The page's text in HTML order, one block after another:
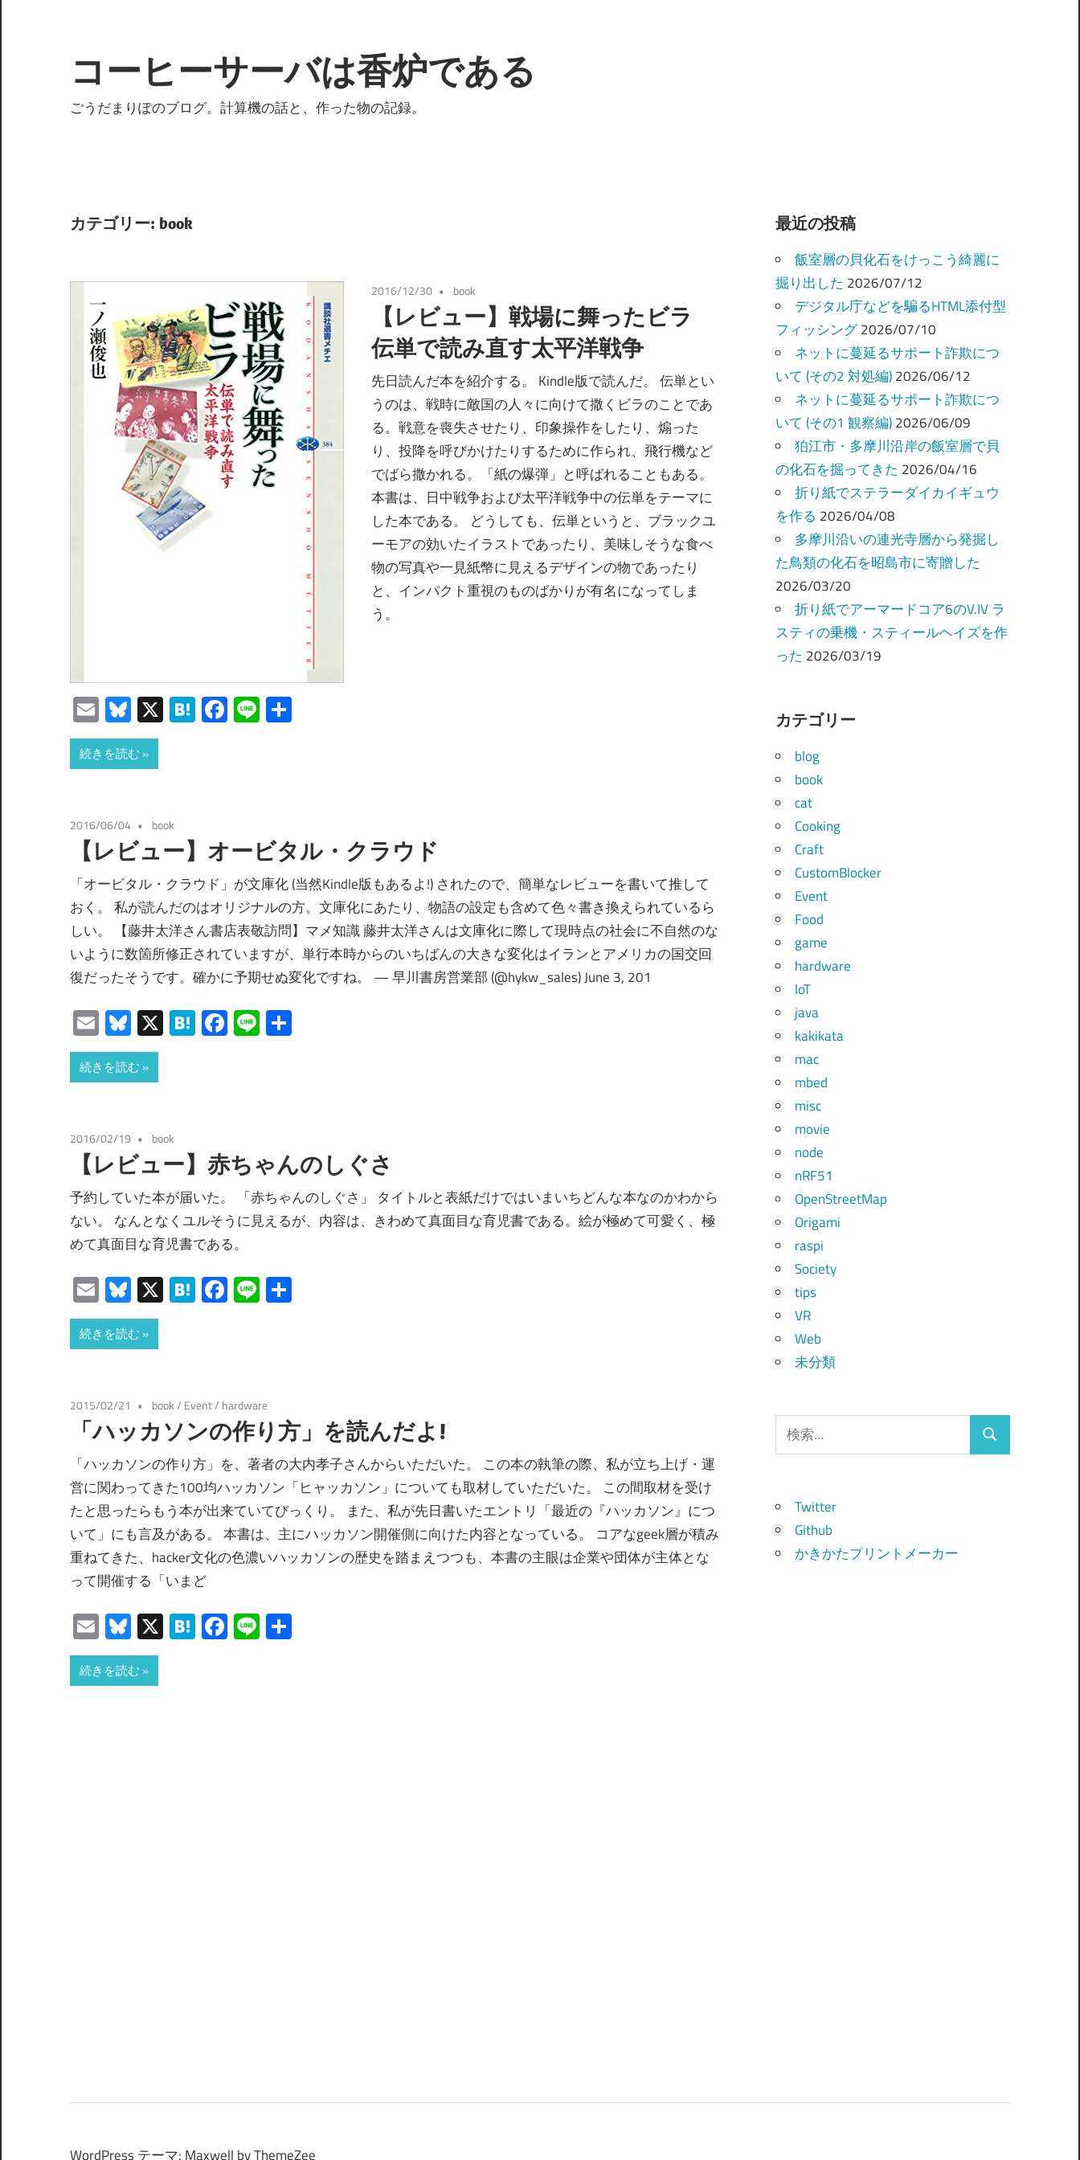
テ
ン
ツ
プ
コーヒーサーバは香炉である
ごうだまりぽのブログ。計算機の話と、作った物の記録。
カテゴリー: book
2016/12/30 book
【レビュー】戦場に舞ったビラ
伝単で読み直す太平洋戦争
先日読んだ本を紹介する。 Kindle版で読んだ。 伝単とい
うのは、戦時に敵国の人々に向けて撒くビラのことであ
る。戦意を喪失させたり、印象操作をしたり、煽った
り、投降を呼びかけたりするために作られ、飛行機など
でばら撒かれる。「紙の爆弾」と呼ばれることもある。
本書は、日中戦争および太平洋戦争中の伝単をテーマに
した本である。 どうしても、伝単というと、ブラックユ
ーモアの効いたイラストであったり、美味しそうな食べ
物の写真や一見紙幣に見えるデザインの物であったり
と、インパクト重視のものばかりが有名になってしま
う。
EmailBluesky
X Hatena
Facebook
Line
続きを読む
2016/06/04 book
【レビュー】オービタル・クラウド
「オービタル・クラウド」が文庫化 (当然Kindle版もあるよ!) されたので、簡単なレビューを書いて推して
おく。 私が読んだのはオリジナルの方。文庫化にあたり、物語の設定も含めて色々書き換えられているら
しい。 【藤井太洋さん書店表敬訪問】マメ知識 藤井太洋さんは文庫化に際して現時点の社会に不自然のな
いように数箇所修正されていますが、単行本時からのいちばんの大きな変化はイランとアメリカの国交回
復だったそうです。確かに予期せぬ変化ですね。 — 早川書房営業部 (@hykw_sales) June 3, 201
EmailBluesky
X Hatena
Facebook
Line
続きを読む
2016/02/19 book
【レビュー】赤ちゃんのしぐさ
予約していた本が届いた。 「赤ちゃんのしぐさ」 タイトルと表紙だけではいまいちどんな本なのかわから
ない。 なんとなくユルそうに見えるが、内容は、きわめて真面目な育児書である。絵が極めて可愛く、極
めて真面目な育児書である。
EmailBluesky
X Hatena
Facebook
Line
続きを読む
2015/02/21 book/ Event/ hardware
「ハッカソンの作り方」を読んだよ!
「ハッカソンの作り方」を、著者の大内孝子さんからいただいた。 この本の執筆の際、私が立ち上げ・運
営に関わってきた100均ハッカソン「ヒャッカソン」についても取材していただいた。 この間取材を受け
たと思ったらもう本が出来ていてびっくり。 また、私が先日書いたエントリ「最近の『ハッカソン』につ
いて」にも言及がある。 本書は、主にハッカソン開催側に向けた内容となっている。 コアなgeek層が積み
重ねてきた、hacker文化の色濃いハッカソンの歴史を踏まえつつも、本書の主眼は企業や団体が主体とな
って開催する「いまど
EmailBluesky
X Hatena
Facebook
Line
続きを読む
最近の投稿
飯室層の貝化石をけっこう綺麗に
掘り出した 2026/07/12
デジタル庁などを騙るHTML添付型
フィッシング 2026/07/10
ネットに蔓延るサポート詐欺につ
いて (その2 対処編) 2026/06/12
ネットに蔓延るサポート詐欺につ
いて (その1 観察編) 2026/06/09
狛江市・多摩川沿岸の飯室層で貝
の化石を掘ってきた 2026/04/16
折り紙でステラーダイカイギュウ
を作る 2026/04/08
多摩川沿いの連光寺層から発掘し
た鳥類の化石を昭島市に寄贈した
2026/03/20
折り紙でアーマードコア6のV.IV ラ
スティの乗機・スティールヘイズを作
った 2026/03/19
カテゴリー
blog
book
cat
Cooking
Craft
CustomBlocker
Event
Food
game
hardware
IoT
java
kakikata
mac
mbed
misc
movie
node
nRF51
OpenStreetMap
Origami
raspi
Society
tips
VR
Web
未分類
索:
検
Twitter
Github
かきかたプリントメーカー
WordPress テーマ: Maxwell by ThemeZee